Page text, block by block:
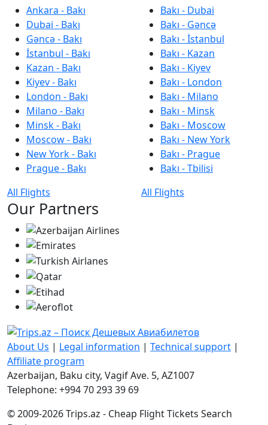
Ankara - Bakı
Dubai - Bakı
Gəncə - Bakı
İstanbul - Bakı
Kazan - Bakı
Kiyev - Bakı
London - Bakı
Milano - Bakı
Minsk - Bakı
Moscow - Bakı
New York - Bakı
Prague - Bakı
All Flights
Bakı - Dubai
Bakı - Gəncə
Bakı - İstanbul
Bakı - Kazan
Bakı - Kiyev
Bakı - London
Bakı - Milano
Bakı - Minsk
Bakı - Moscow
Bakı - New York
Bakı - Prague
Bakı - Tbilisi
All Flights
Our Partners
About Us | Legal information | Technical support |
Affiliate program
Azerbaijan, Baku city, Vagif Ave. 5, AZ1007
Telephone: +994 70 293 39 69
© 2009-2026 Trips.az - Cheap Flight Tickets Search